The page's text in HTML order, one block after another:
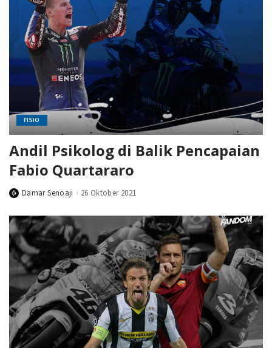
FISIO
Andil Psikolog di Balik Pencapaian
Fabio Quartararo
PostedDamar Senoaji 26 Oktober 2021